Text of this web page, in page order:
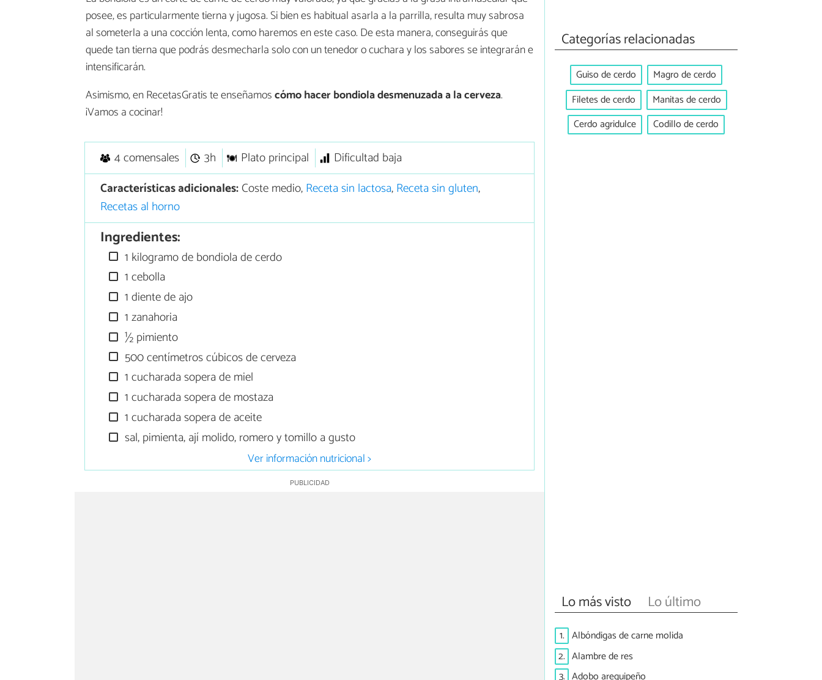
posee, es particularmente tierna y jugosa. Si bien es habitual asarla a la parrilla, resulta muy sabrosa
al someterla a una cocción lenta, como haremos en este caso. De esta manera, conseguirás que
quede tan tierna que podrás desmecharla solo con un tenedor o cuchara y los sabores se integrarán e
intensificarán.
Asimismo, en RecetasGratis te enseñamoscómo hacer bondiola desmenuzada a la cerveza.
¡Vamos a cocinar!
4 comensales 3h Plato principal
Dificultad baja
Características adicionales:Coste medio,Receta sin lactosa,Receta sin gluten,
Recetas al horno
Ingredientes:
1 kilogramo de bondiola de cerdo
1 cebolla
1 diente de ajo
1 zanahoria
½ pimiento
500 centímetros cúbicos de cerveza
1 cucharada sopera de miel
1 cucharada sopera de mostaza
1 cucharada sopera de aceite
sal, pimienta, ají molido, romero y tomillo a gusto
Ver información nutricional >
Categorías relacionadas
Guiso de cerdo
Magro de cerdo
Filetes de cerdo
Manitas de cerdo
Cerdo agridulce
Codillo de cerdo
Lo más visto Lo último
1. Albóndigas de carne molida
2. Alambre de res